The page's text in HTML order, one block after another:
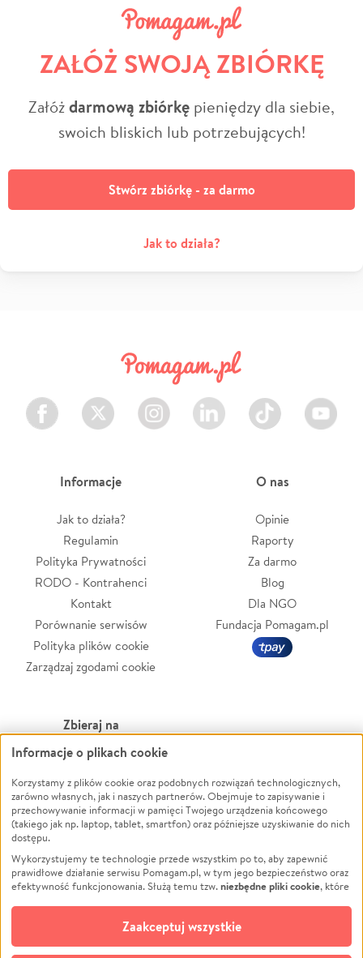
ZAŁÓŻ SWOJĄ ZBIÓRKĘ
Załóżdarmową zbiórkę pieniędzy dla siebie,
swoich bliskich lub potrzebujących!
Stwórz zbiórkę - za darmo
Jak to działa?
Facebook Twitter Instagram LinkedIn TikTok Youtube
Informacje
Jak to działa?
Regulamin
Polityka Prywatności
RODO - Kontrahenci
Kontakt
Porównanie serwisów
Polityka plików cookie
Zarządzaj zgodami cookie
O nas
Opinie
Raporty
Za darmo
Blog
Dla NGO
Fundacja Pomagam.pl
Zbieraj na
Leczenie
Zwierzęta
Pożar
Ukraina
Pomoc Finansowa
Projekty
Pogrzeb
Społeczność lokalna
Kultura
Powódź
Wichura
NGO
Edukacja
Podróż
Impreza
Ochrona środowiska
Biznes
Informacje o plikach cookie
Korzystamy z plików cookie oraz podobnych rozwiązań technologicznych,
zarówno własnych, jak i naszych partnerów. Obejmuje to zapisywanie i
przechowywanie informacji w pamięci Twojego urządzenia końcowego
(takiego jak np. laptop, tablet, smartfon) oraz późniejsze uzyskiwanie do nich
dostępu.
Wykorzystujemy te technologie przede wszystkim po to, aby zapewnić
prawidłowe działanie serwisu Pomagam.pl, w tym jego bezpieczeństwo oraz
efektywność funkcjonowania. Służą temu tzw.niezbędne pliki cookie, które
opcjonalnych plików cookie
technologii do celów analitycznych i retargetingowych. Możesz wyrazić
zgodę na ich stosowanie lub jej odmówić. W dowolnym momencie masz
Zaakceptuj wszystkie